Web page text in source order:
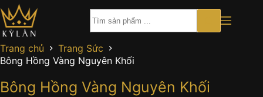
Chuyển
đến
phần
nội
dung
Trang chủ
Trang Sức
Bông Hồng Vàng Nguyên Khối
Bông Hồng Vàng Nguyên Khối